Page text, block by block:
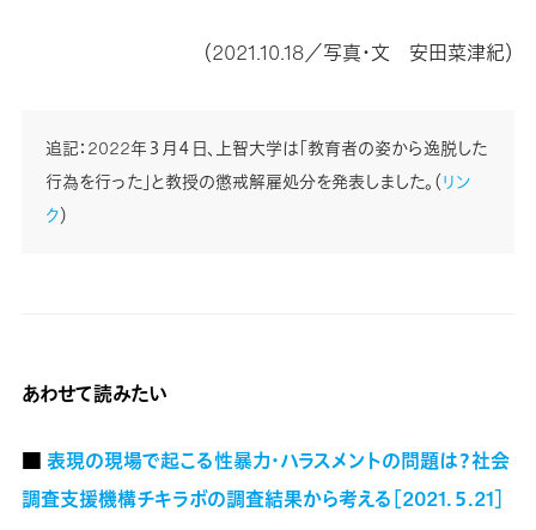
（2021.10.18／写真・文 安田菜津紀）
追記：2022年３月４日、上智大学は「教育者の姿から逸脱した
行為を行った」と教授の懲戒解雇処分を発表しました。（リン
ク）
あわせて読みたい
■ 表現の現場で起こる性暴力・ハラスメントの問題は？社会
調査支援機構チキラボの調査結果から考える［2021.５.21］